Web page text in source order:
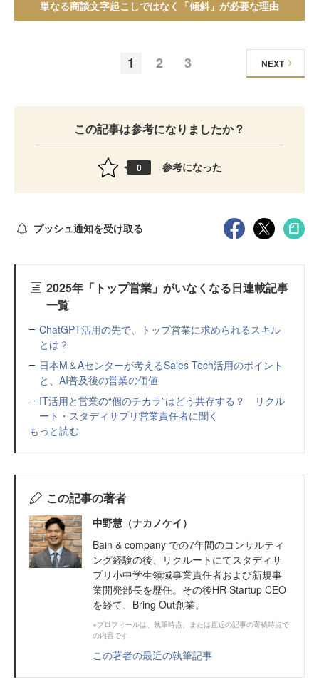
単なる商談文字起こしではなく「傾斜」が必要な理由
1 2 3 NEXT
この記事は参考になりましたか？
0 参考になった
プッシュ通知を受け取る
2025年「トップ営業」がいなくなる日連載記事
一覧
ChatGPT活用の先で、トップ営業に求められるスキル
とは？
日本M＆Aセンターが考えるSales Tech活用のポイント
と、AI普及後の営業の価値
IT活用と営業の“個のチカラ”はどう共存する？ リクル
ート・スタディサプリ営業責任者に聞く
もっと読む
この記事の著者
中野慧（ナカノケイ）
Bain & company での7年間のコンサルティ
ング経験の後、リクルートにてスタディサ
プリ小中学生領域事業責任者および新規事
業開発部長を歴任。その後HR Startup CEO
を経て、Bring Out創業。
※プロフィールは、執筆時点、または直近の記事の寄稿時点で
の内容です
この著者の最近の執筆記事